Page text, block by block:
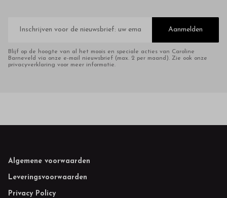
mailadres
Aanmelden
Blijf op de hoogte van al het moois en speciale acties van Caroline
Barneveld via onze e-mail nieuwsbrief (max. 2 per maand). Zie ook onze
privacyverklaring voor meer informatie.
Footer
Algemene voorwaarden
Leveringsvoorwaarden
Privacy Policy